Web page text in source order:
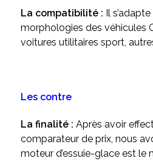
La compatibilité : Il
morphologies des véhicules
voitures utilitaires sport,
Les contre
La finalité : Après avoir
comparateur de prix, nous
moteur d’essuie-glace est le